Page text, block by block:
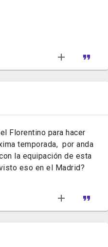
Florentino para hacer
temporada, por anda
la equipación de esta
eso en el Madrid?